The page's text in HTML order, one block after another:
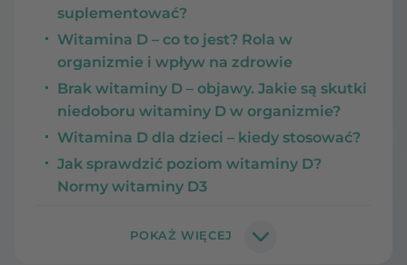
suplementować?
Witamina D – co to jest? Rola w
organizmie i wpływ na zdrowie
Brak witaminy D – objawy. Jakie są skutki
niedoboru witaminy D w organizmie?
Witamina D dla dzieci – kiedy stosować?
Jak sprawdzić poziom witaminy D?
Normy witaminy D3